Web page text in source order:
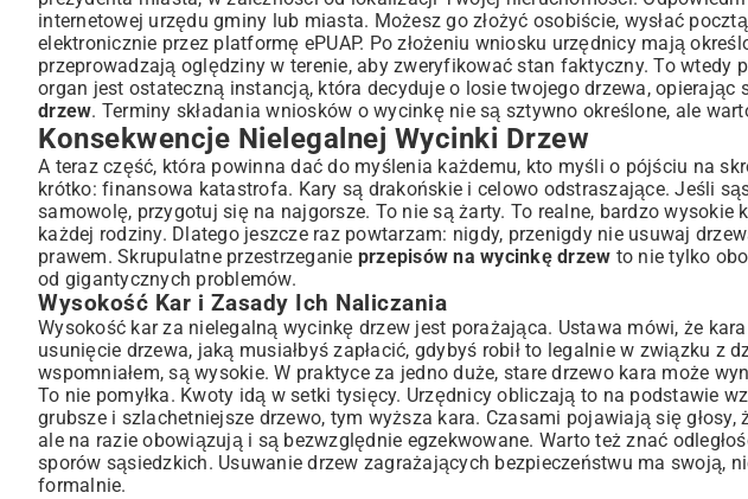
internetowej urzędu gminy lub miasta. Możesz go złożyć osobiście, wysłać
elektronicznie przez platformę ePUAP. Po złożeniu wniosku urzędnicy mają
przeprowadzają oględziny w terenie, aby zweryfikować stan faktyczny. To wtedy
organ jest ostateczną instancją, która decyduje o losie twojego drzewa, opierając
drzew. Terminy składania wniosków o wycinkę nie są sztywno określone, ale
Konsekwencje Nielegalnej Wycinki Drzew
A teraz część, która powinna dać do myślenia każdemu, kto myśli o pójściu na
krótko: finansowa katastrofa. Kary są drakońskie i celowo odstraszające. Jeśli
samowolę, przygotuj się na najgorsze. To nie są żarty. To realne, bardzo
każdej rodziny. Dlatego jeszcze raz powtarzam: nigdy, przenigdy nie usuwaj
prawem. Skrupulatne przestrzeganie przepisów na wycinkę drzew to nie tylko
od gigantycznych problemów.
Wysokość Kar i Zasady Ich Naliczania
Wysokość kar za nielegalną wycinkę drzew jest porażająca. Ustawa mówi, że
usunięcie drzewa, jaką musiałbyś zapłacić, gdybyś robił to legalnie w związku z
wspomniałem, są wysokie. W praktyce za jedno duże, stare drzewo kara może
To nie pomyłka. Kwoty idą w setki tysięcy. Urzędnicy obliczają to na podstawie
grubsze i szlachetniejsze drzewo, tym wyższa kara. Czasami pojawiają się głosy,
ale na razie obowiązują i są bezwzględnie egzekwowane. Warto też znać
sporów sąsiedzkich. Usuwanie drzew zagrażających bezpieczeństwu ma swoją,
formalnie.